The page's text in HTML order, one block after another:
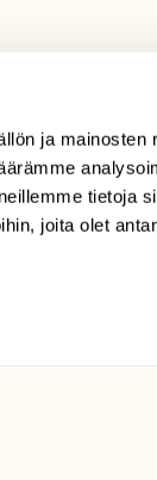
ja mainosten
tietoja
joita olet
(09) 228
klo 9-15)